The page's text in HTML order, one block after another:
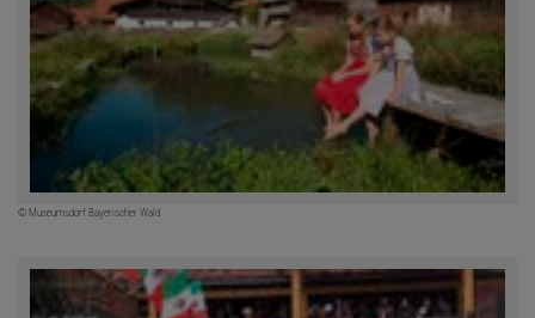
© Museumsdorf Bayerischer Wald